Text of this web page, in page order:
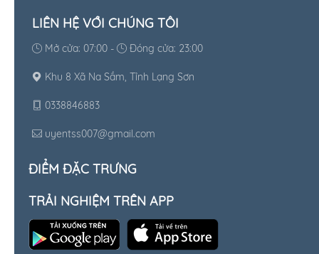
LIÊN HỆ VỚI CHÚNG TÔI
Mở cửa: 07:00 - Đóng cửa: 23:00
Khu 8 Xã Na Sầm, Tỉnh Lạng Sơn
0338846883
uyentss007@gmail.com
ĐIỂM ĐẶC TRƯNG
TRẢI NGHIỆM TRÊN APP